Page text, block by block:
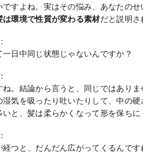
すよね。実はその悩み、あなたのせ
は環境で性質が変わる素材だと説明さ
一日中同じ状態じゃないんですか？
。結論から言うと、同じではありま
気を吸ったり吐いたりして、中の硬
と、髪は柔らかくなって形を保ちに
つと、だんだん広がってくるんです